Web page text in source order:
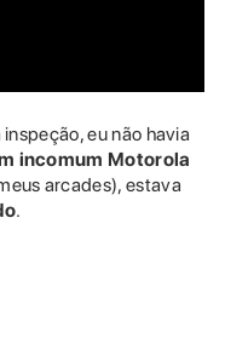
eu não havia
incomum Motorola
arcades), estava
.